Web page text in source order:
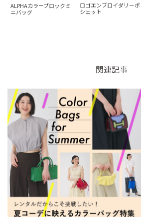
ALPHAカラーブロックミ
ニバッグ
ロゴエンブロイダリーポ
シェット
関連記事